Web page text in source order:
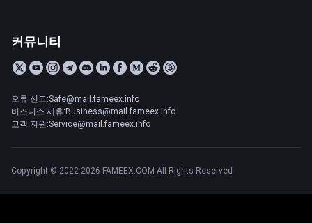
커뮤니티
오류 신고:Safe@mail.fameex.info
비즈니스 제휴:Business@mail.fameex.info
고객 지원:Service@mail.fameex.info
Copyright © 2022-2026 FAMEEX.COM All Rights Reserved